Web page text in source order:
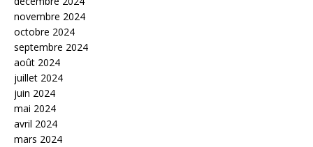
novembre 2024
octobre 2024
septembre 2024
août 2024
juillet 2024
juin 2024
mai 2024
avril 2024
mars 2024